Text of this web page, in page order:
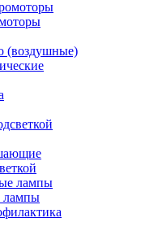
(воздушные)
лампы